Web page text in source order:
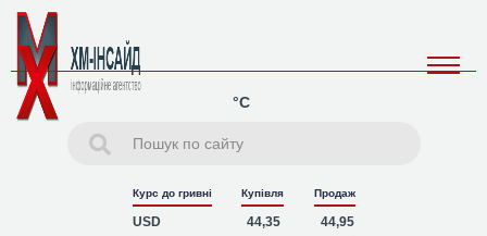
°C
Курс до гривні Купівля Продаж
USD 44,35 44,95